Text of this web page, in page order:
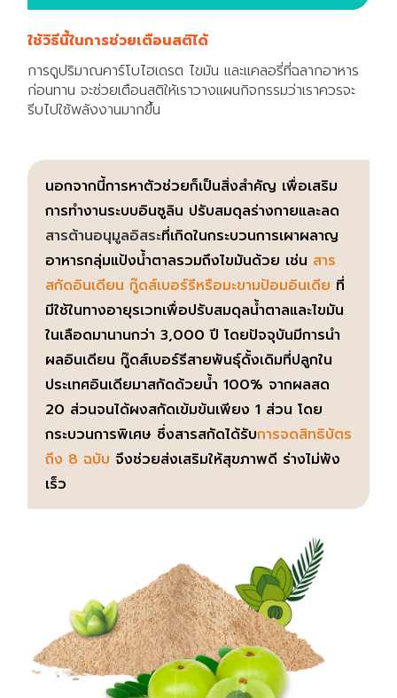
ใช้วิธีนี้ในการช่วยเตือนสติได้
การดูปริมาณคาร์โบไฮเดรต ไขมัน และแคลอรี่ที่ฉลากอาหาร
ก่อนทาน จะช่วยเตือนสติให้เราวางแผนกิจกรรมว่าเราควรจะ
รีบไปใช้พลังงานมากขึ้น
นอกจากนี้การหาตัวช่วยก็เป็นสิ่งสำคัญ เพื่อเสริม
การทำงานระบบอินซูลิน ปรับสมดุลร่างกายและลด
สารต้านอนุมูลอิสระที่เกิดในกระบวนการเผาผลาญ
อาหารกลุ่มแป้งน้ำตาลรวมถึงไขมันด้วย เช่น สาร
สกัดอินเดียน กู๊ดส์เบอร์รีหรือมะขามป้อมอินเดีย ที่
มีใช้ในทางอายุรเวทเพื่อปรับสมดุลน้ำตาลและไขมัน
ในเลือดมานานกว่า 3,000 ปี โดยปัจจุบันมีการนำ
ผลอินเดียน กู๊ดส์เบอร์รีสายพันธุ์ดั้งเดิมที่ปลูกใน
ประเทศอินเดียมาสกัดด้วยน้ำ 100% จากผลสด
20 ส่วนจนได้ผงสกัดเข้มข้นเพียง 1 ส่วน โดย
กระบวนการพิเศษ ซึ่งสารสกัดได้รับการจดสิทธิบัตร
ถึง 8 ฉบับ จึงช่วยส่งเสริมให้สุขภาพดี ร่างไม่พัง
เร็ว